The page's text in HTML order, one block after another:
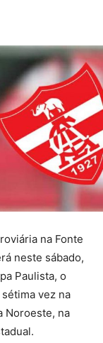
na Fonte
neste sábado,
Paulista, o
vez na
Noroeste, na